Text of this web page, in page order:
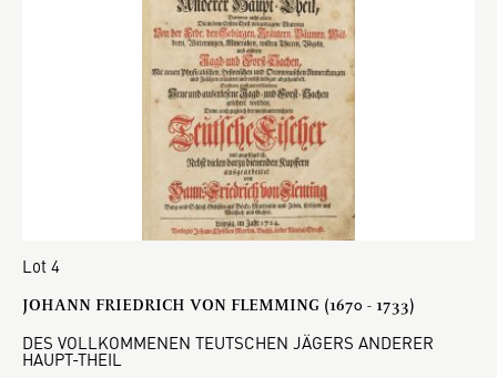
Lot 4
JOHANN FRIEDRICH VON FLEMMING (1670 - 1733)
DES VOLLKOMMENEN TEUTSCHEN JÄGERS ANDERER
HAUPT-THEIL